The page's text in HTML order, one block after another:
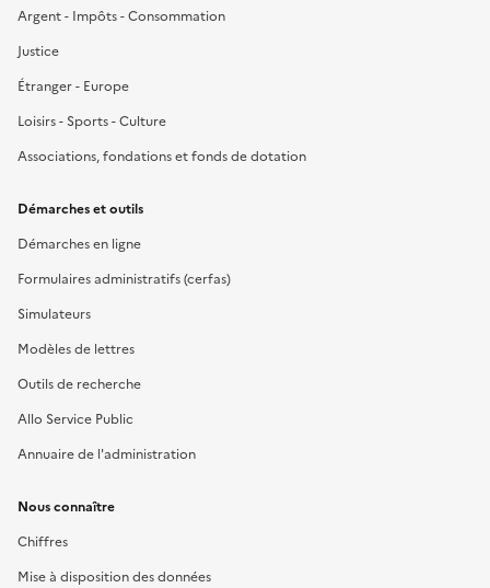
Argent - Impôts - Consommation
Justice
Étranger - Europe
Loisirs - Sports - Culture
Associations, fondations et fonds de dotation
Démarches et outils
Démarches en ligne
Formulaires administratifs (cerfas)
Simulateurs
Modèles de lettres
Outils de recherche
Allo Service Public
Annuaire de l'administration
Nous connaître
Chiffres
Mise à disposition des données